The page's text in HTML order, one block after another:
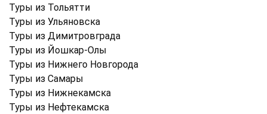
Туры из Тольятти
Туры из Ульяновска
Туры из Димитровграда
Туры из Йошкар-Олы
Туры из Нижнего Новгорода
Туры из Самары
Туры из Нижнекамска
Туры из Нефтекамска